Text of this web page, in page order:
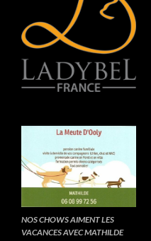
NOS CHOWS AIMENT LES
VACANCES AVEC MATHILDE